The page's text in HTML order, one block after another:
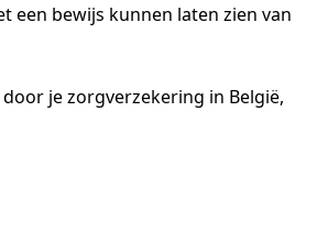
een bewijs kunnen laten zien van
je zorgverzekering in België,